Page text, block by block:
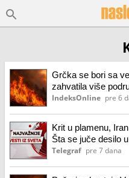
Grčka se bori sa
zahvatila više
IndeksOnline pre 6
Krit u plamenu,
Šta se juče desilo
Telegraf pre 7 dana